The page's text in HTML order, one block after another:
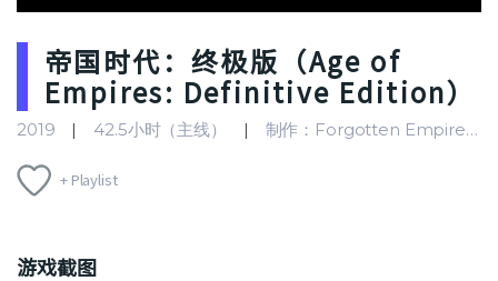
帝国时代：终极版（Age of
Empires: Definitive Edition）
2019 42.5小时（主线） 制作：Forgotten Empires
+ Playlist
游戏截图